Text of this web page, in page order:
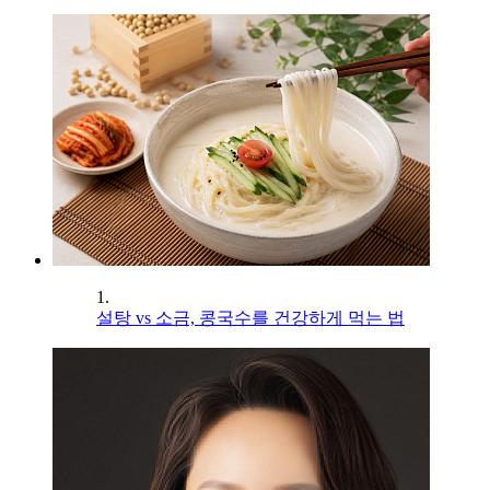
1.
설탕 vs 소금, 콩국수를 건강하게 먹는 법